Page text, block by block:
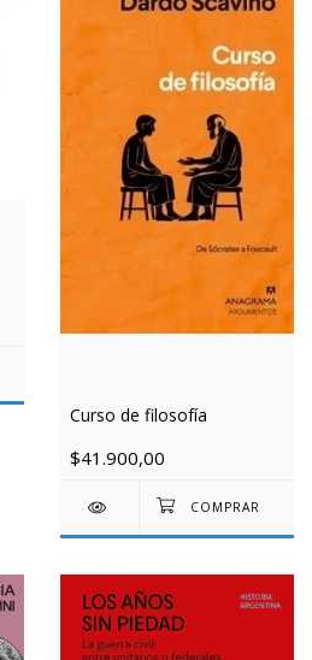
Curso de filosofía
$41.900,00